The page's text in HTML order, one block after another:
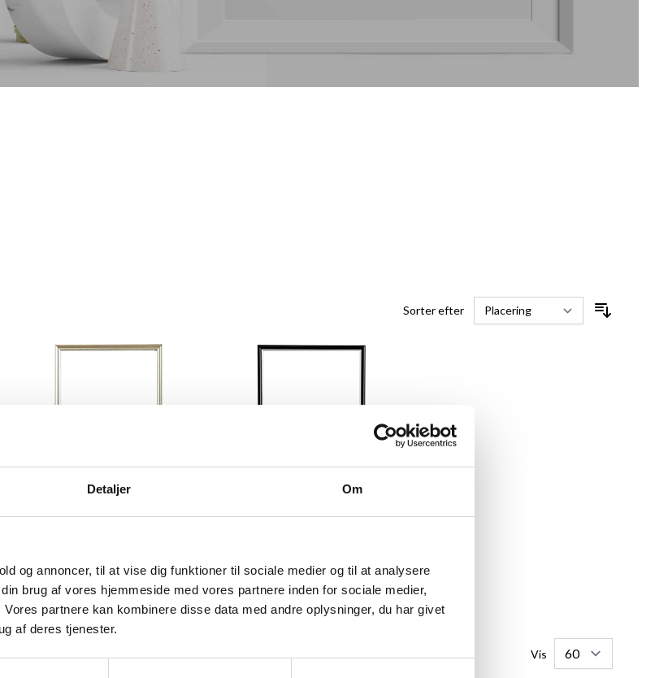
Detaljer Om
og annoncer, til at vise dig funktioner til sociale medier og til at analysere
brug af vores hjemmeside med vores partnere inden for sociale medier,
partnere kan kombinere disse data med andre oplysninger, du har givet
af deres tjenester.
Sorter efter
TILFØJ TIL KURV TILFØJ TIL KURV
Vis